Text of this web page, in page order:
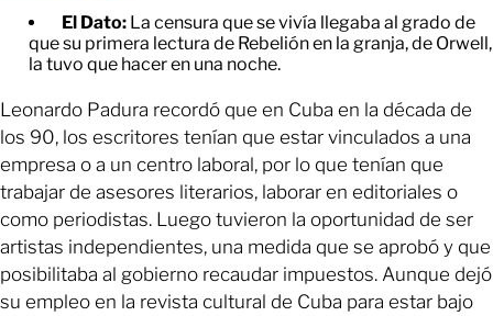
El Dato: La censura que se vivía llegaba al grado de
que su primera lectura de Rebelión en la granja, de Orwell,
la tuvo que hacer en una noche.
Leonardo Padura recordó que en Cuba en la década de
los 90, los escritores tenían que estar vinculados a una
empresa o a un centro laboral, por lo que tenían que
trabajar de asesores literarios, laborar en editoriales o
como periodistas. Luego tuvieron la oportunidad de ser
artistas independientes, una medida que se aprobó y que
posibilitaba al gobierno recaudar impuestos. Aunque dejó
su empleo en la revista cultural de Cuba para estar bajo